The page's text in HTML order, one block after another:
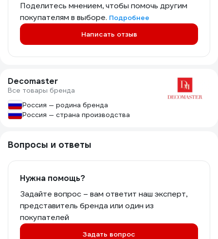
Поделитесь мнением, чтобы помочь другим
покупателям в выборе. Подробнее
Написать отзыв
Decomaster
Все товары бренда
Россия — родина бренда
Россия — страна производства
Вопросы и ответы
Нужна помощь?
Задайте вопрос – вам ответит наш эксперт,
представитель бренда или один из
покупателей
Задать вопрос